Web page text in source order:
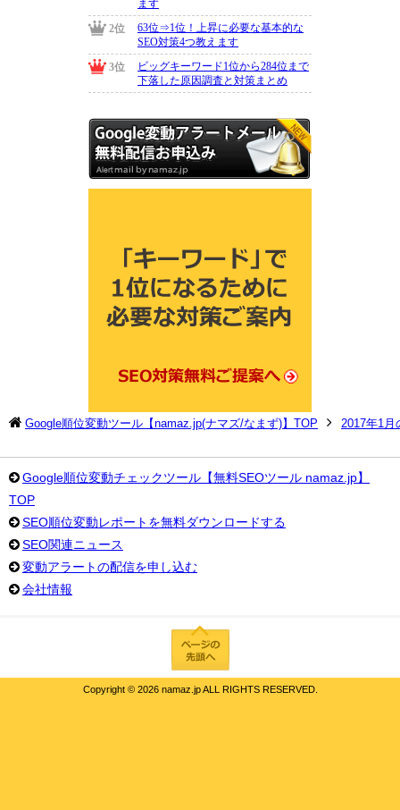
Google順位変動ツール【namaz.jp(ナマズ/なまず)】TOP 2017年1月
Google順位変動チェックツール【無料SEOツール namaz.jp】
TOP
SEO順位変動レポートを無料ダウンロードする
SEO関連ニュース
変動アラートの配信を申し込む
会社情報
Copyright © 2026 namaz.jp ALL RIGHTS RESERVED.